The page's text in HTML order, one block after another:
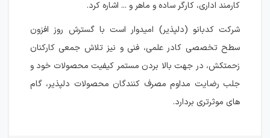
کارمند اداری، کارگر ساده و ماهر و ... اشاره کرد.
شرکت کدبانو (دلپذیر) امیدوار است با گسترش روز افزون
سطح تخصصی کادر علمی، فنی و نیز تلاش جمعی کارکنان
زحمتکش، در جهت بالا بردن مستمر کیفیت محصولات خود و
جلب رضایت مداوم مصرف کنندگان محصولات دلپذیر، گام
های موثرتری بردارد.